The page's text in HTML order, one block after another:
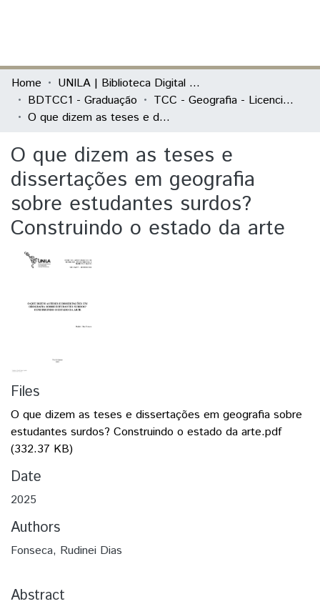
Communities & Collections
All of DSpace
Home
UNILA | Biblioteca Digital de Trabalhos de Conclusão de Curso
BDTCC1 - Graduação
TCC - Geografia - Licenciatura
O que dizem as teses e dissertações em geografia sobre estudantes surdos? Construindo o estado da arte
O que dizem as teses e
dissertações em geografia
sobre estudantes surdos?
Construindo o estado da arte
Files
O que dizem as teses e dissertações em geografia sobre
estudantes surdos? Construindo o estado da arte.pdf
(332.37 KB)
Date
2025
Authors
Fonseca, Rudinei Dias
Abstract